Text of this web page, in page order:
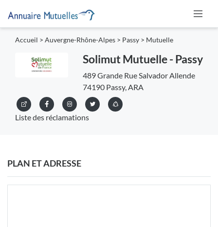
Accueil > Auvergne-Rhône-Alpes > Passy > Mutuelle
Solimut Mutuelle - Passy
489 Grande Rue Salvador Allende
74190 Passy, ARA
Liste des réclamations
PLAN ET ADRESSE